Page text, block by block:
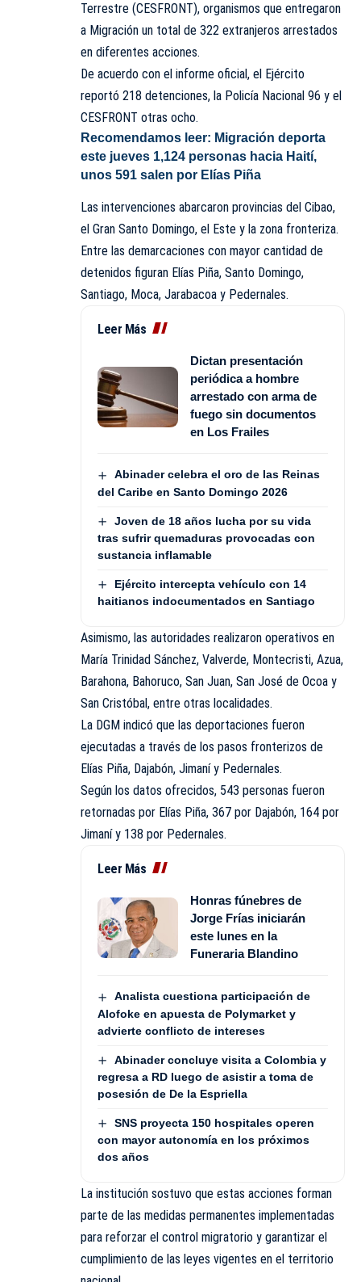
Terrestre (CESFRONT), organismos que entregaron
a Migración un total de 322 extranjeros arrestados
en diferentes acciones.
De acuerdo con el informe oficial, el Ejército
reportó 218 detenciones, la Policía Nacional 96 y el
CESFRONT otras ocho.
Recomendamos leer: Migración deporta
este jueves 1,124 personas hacia Haití,
unos 591 salen por Elías Piña
Las intervenciones abarcaron provincias del Cibao,
el Gran Santo Domingo, el Este y la zona fronteriza.
Entre las demarcaciones con mayor cantidad de
detenidos figuran Elías Piña, Santo Domingo,
Santiago, Moca, Jarabacoa y Pedernales.
Leer Más
Dictan presentación
periódica a hombre
arrestado con arma de
fuego sin documentos
en Los Frailes
Abinader celebra el oro de las Reinas
del Caribe en Santo Domingo 2026
Joven de 18 años lucha por su vida
tras sufrir quemaduras provocadas con
sustancia inflamable
Ejército intercepta vehículo con 14
haitianos indocumentados en Santiago
Asimismo, las autoridades realizaron operativos en
María Trinidad Sánchez, Valverde, Montecristi, Azua,
Barahona, Bahoruco, San Juan, San José de Ocoa y
San Cristóbal, entre otras localidades.
La DGM indicó que las deportaciones fueron
ejecutadas a través de los pasos fronterizos de
Elías Piña, Dajabón, Jimaní y Pedernales.
Según los datos ofrecidos, 543 personas fueron
retornadas por Elías Piña, 367 por Dajabón, 164 por
Jimaní y 138 por Pedernales.
Leer Más
Honras fúnebres de
Jorge Frías iniciarán
este lunes en la
Funeraria Blandino
Analista cuestiona participación de
Alofoke en apuesta de Polymarket y
advierte conflicto de intereses
Abinader concluye visita a Colombia y
regresa a RD luego de asistir a toma de
posesión de De la Espriella
SNS proyecta 150 hospitales operen
con mayor autonomía en los próximos
dos años
La institución sostuvo que estas acciones forman
parte de las medidas permanentes implementadas
para reforzar el control migratorio y garantizar el
cumplimiento de las leyes vigentes en el territorio